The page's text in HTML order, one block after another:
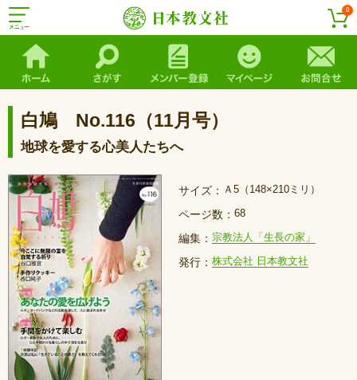
0
白鳩 No.116（11月号）
地球を愛する心美人たちへ
サイズ： Ａ5（148×210ミリ）
ページ数： 68
編集： 宗教法人「生長の家」
発行： 株式会社 日本教文社